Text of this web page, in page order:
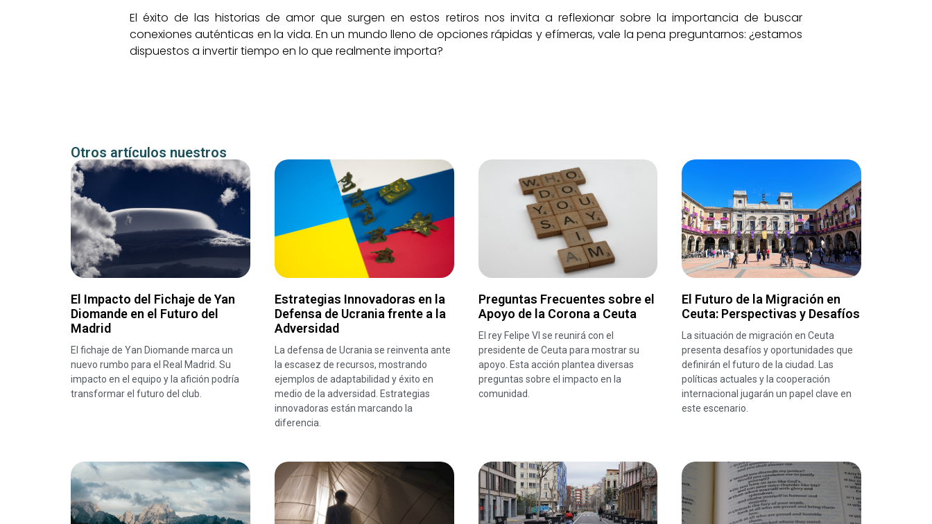
El éxito de las historias de amor que surgen en estos retiros nos invita a reflexionar sobre la importancia de buscar
conexiones auténticas en la vida. En un mundo lleno de opciones rápidas y efímeras, vale la pena preguntarnos: ¿estamos
dispuestos a invertir tiempo en lo que realmente importa?
Otros artículos nuestros
El Impacto del Fichaje de Yan
Diomande en el Futuro del
Madrid
El fichaje de Yan Diomande marca un
nuevo rumbo para el Real Madrid. Su
impacto en el equipo y la afición podría
transformar el futuro del club.
Estrategias Innovadoras en la
Defensa de Ucrania frente a la
Adversidad
La defensa de Ucrania se reinventa ante
la escasez de recursos, mostrando
ejemplos de adaptabilidad y éxito en
medio de la adversidad. Estrategias
innovadoras están marcando la
diferencia.
Preguntas Frecuentes sobre el
Apoyo de la Corona a Ceuta
El rey Felipe VI se reunirá con el
presidente de Ceuta para mostrar su
apoyo. Esta acción plantea diversas
preguntas sobre el impacto en la
comunidad.
El Futuro de la Migración en
Ceuta: Perspectivas y Desafíos
La situación de migración en Ceuta
presenta desafíos y oportunidades que
definirán el futuro de la ciudad. Las
políticas actuales y la cooperación
internacional jugarán un papel clave en
este escenario.